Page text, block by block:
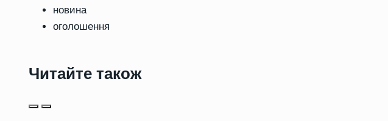
новина
оголошення
Читайте також